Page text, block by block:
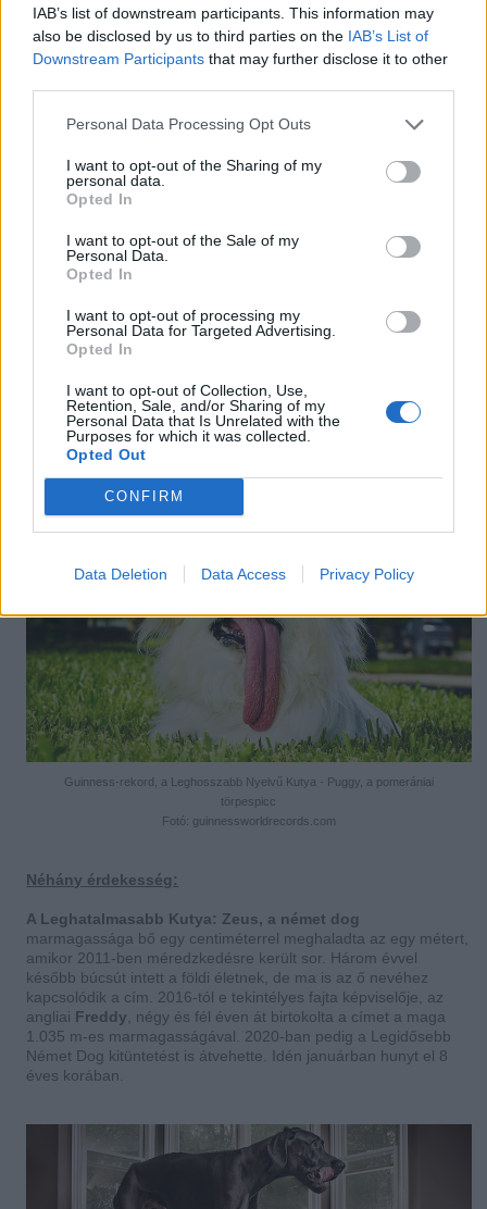
IAB’s list of downstream participants. This information may
also be disclosed by us to third parties on the IAB’s List of
Downstream Participants that may further disclose it to other
Personal Data Processing Opt Outs
I want to opt-out of the Sharing of my
personal data.
Opted In
I want to opt-out of the Sale of my
Personal Data.
Opted In
I want to opt-out of processing my
Personal Data for Targeted Advertising.
Opted In
I want to opt-out of Collection, Use,
Retention, Sale, and/or Sharing of my
Personal Data that Is Unrelated with the
Purposes for which it was collected.
Opted Out
CONFIRM
Data Deletion Data Access Privacy Policy
Guinness-rekord, a Leghosszabb Nyelvű Kutya - Mochi, a bernáthegyi
A Leghosszabb Nyelvű Kutya címét 2016-ban vette át egy
pomerániai törpespicctől
méretei elmaradnak az örökös címtartóé mögött.
michiganiboxernyelve ugyanis 43 cm hosszúra nyúlt, amikor
2002-ben lemérték. Aligha lehet ezen túltenni, de sosem tudni,
mikor bukkan fel a következő rekorder.
Guinness-rekord, a Leghosszabb Nyelvű Kutya - Puggy, a pomerániai
törpespicc
Fotó: guinnessworldrecords.com
Néhány érdekesség:
A Leghatalmasabb Kutya: Zeus, a német dog
marmagassága bő egy centiméterrel meghaladta az egy métert,
amikor 2011-ben méredzkedésre került sor. Három évvel
később búcsút intett a földi életnek, de ma is az ő nevéhez
kapcsolódik a cím. 2016-tól e tekintélyes fajta képviselője, az
angliai Freddy , négy és fél éven át birtokolta a címet a maga
1.035 m-es marmagasságával. 2020-ban pedig a Legidősebb
Német Dog kitüntetést is átvehette. Idén januárban hunyt el 8
éves korában.